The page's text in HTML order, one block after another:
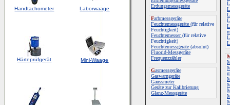
Handtachometer Laborwaage
Härteprüfgerät Mini-Waage
Erdungsmessgeräte
Farbmessgeräte
Feuchtemessgeräte (für relative
Feuchtigkeit)
Feuchtemesser(für relative
Feuchtigkeit)
Feuchtemessgeräte (absolut)
Fluorid-Messgeräte
Frequenzzähler
Gasmessgeräte
Gaswarngeräte
Gaussmeter
Geräte zur Kalibrierung
Glanz-Messgeräte